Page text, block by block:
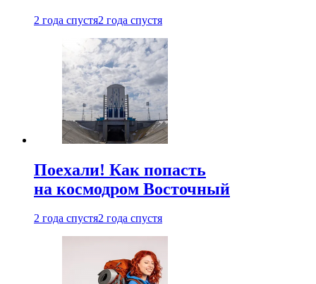
2 года спустя2 года спустя
Поехали! Как попасть
на космодром Восточный
2 года спустя2 года спустя